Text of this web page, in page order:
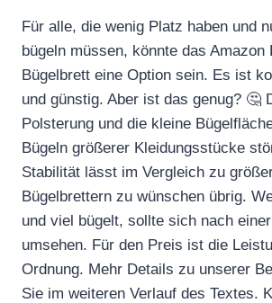
Für alle, die wenig Platz haben und
bügeln müssen, könnte das Amazon
Bügelbrett eine Option sein. Es ist
und günstig. Aber ist das genug? 🤔
Polsterung und die kleine
Bügeln größerer Kleidungsstücke
Stabilität lässt im Vergleich zu
Bügelbrettern zu wünschen übrig.
und viel bügelt, sollte sich nach
umsehen. Für den Preis ist die
Ordnung. Mehr Details zu unserer
Sie im weiteren Verlauf des Textes.